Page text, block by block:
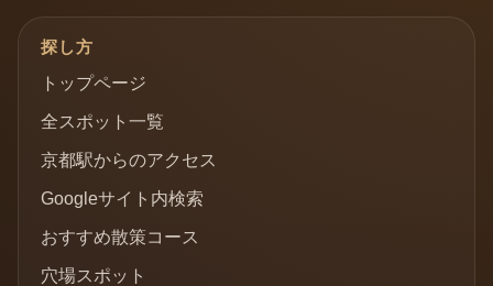
探し方
トップページ
全スポット一覧
京都駅からのアクセス
Googleサイト内検索
おすすめ散策コース
穴場スポット